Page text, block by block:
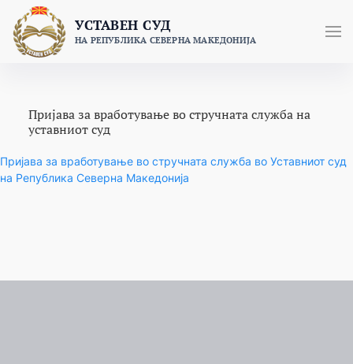
content
УСТАВЕН СУД
НА РЕПУБЛИКА СЕВЕРНА МАКЕДОНИЈА
Пријава за вработување во стручната служба на
уставниот суд
Пријава за вработување во стручната служба во Уставниот суд
на Република Северна Македонија